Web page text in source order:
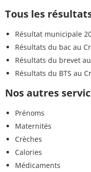
Tous les
Résultat municipale
Résultats du bac au
Résultats du brevet
Résultats du BTS au
Nos autres
Prénoms
Maternités
Crèches
Calories
Médicaments